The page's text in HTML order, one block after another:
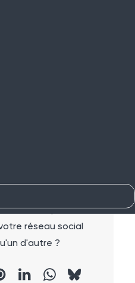
sur le site web
plus pertinent.
il ?Pourquoi ne
réseau social
d'autre ?